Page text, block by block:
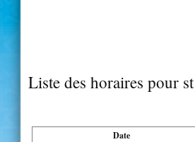
Liste des horaires pour
Date